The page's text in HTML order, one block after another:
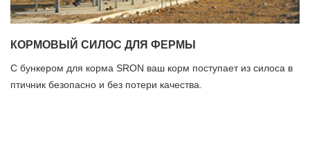
КОРМОВЫЙ СИЛОС ДЛЯ ФЕРМЫ
С бункером для корма SRON ваш корм поступает из силоса в
птичник безопасно и без потери качества.